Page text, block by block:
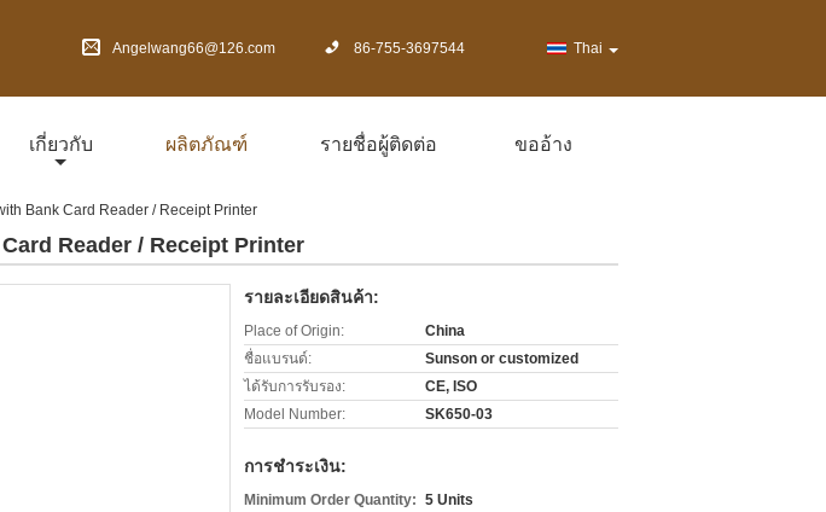
Angelwang66@126.com 86-755-3697544 Thai
เกี่ยวกับ ผลิตภัณฑ์ รายชื่อผู้ติดต่อ ขออ้าง
Bank Card Reader / Receipt Printer
Reader / Receipt Printer
รายละเอียดสินค้า:
Place of Origin:
China
ชื่อแบรนด์:
Sunson or customized
ได้รับการรับรอง:
CE, ISO
Model Number:
SK650-03
การชำระเงิน:
Minimum Order Quantity: 5 Units